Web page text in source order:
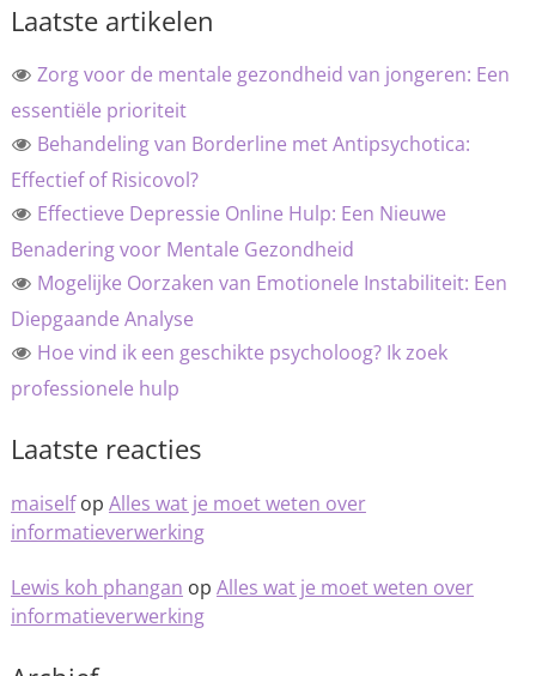
Laatste artikelen
Zorg voor de mentale gezondheid van jongeren: Een
essentiële prioriteit
Behandeling van Borderline met Antipsychotica:
Effectief of Risicovol?
Effectieve Depressie Online Hulp: Een Nieuwe
Benadering voor Mentale Gezondheid
Mogelijke Oorzaken van Emotionele Instabiliteit: Een
Diepgaande Analyse
Hoe vind ik een geschikte psycholoog? Ik zoek
professionele hulp
Laatste reacties
maiselfop Alles wat je moet weten over
informatieverwerking
Lewis koh phangan op Alles wat je moet weten over
informatieverwerking